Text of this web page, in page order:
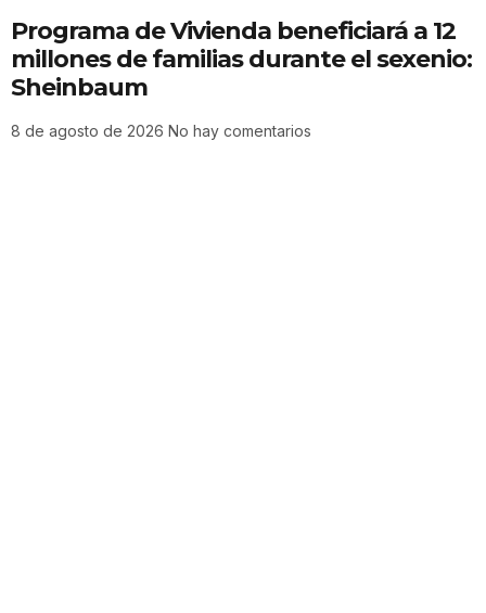
Programa de Vivienda beneficiará a 12
millones de familias durante el sexenio:
Sheinbaum
8 de agosto de 2026 No hay comentarios